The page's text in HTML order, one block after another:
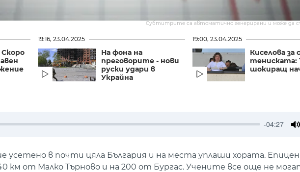
Субтитрите са автоматично генерирани и може да
Скоро
19:16, 23.04.2025
На фона на
преговорите - нови
руски удари в
Украйна
19:00, 23.04.2025
Киселова за
тениската:
шокиращ
-04:27
усетено в почти цяла България и на места уплаши хората.
км от Малко Търново и на 200 от Бургас. Учените все още не